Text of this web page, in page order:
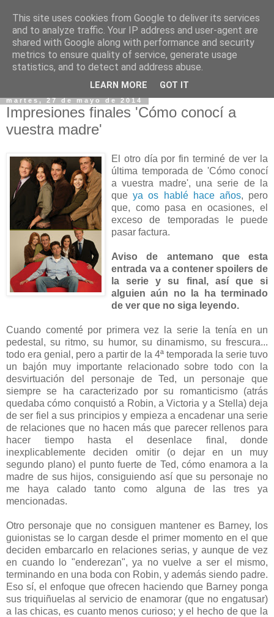
martes, 27 de mayo de 2014
Impresiones finales 'Cómo conocí a
vuestra madre'
El otro día por fin terminé de ver la
última temporada de 'Cómo conocí
a vuestra madre', una serie de la
queya os hablé hace años, pero
que, como pasa en ocasiones, el
exceso de temporadas le puede
pasar factura.
Aviso de antemano que esta
entrada va a contener spoilers de
la serie y su final, así que si
alguien aún no la ha terminado
de ver que no siga leyendo.
Cuando comenté por primera vez la serie la tenía en un
pedestal, su ritmo, su humor, su dinamismo, su frescura...
todo era genial, pero a partir de la 4ª temporada la serie tuvo
un bajón muy importante relacionado sobre todo con la
desvirtuación del personaje de Ted, un personaje que
siempre se ha caracterizado por su romanticismo (atrás
quedaba cómo conquistó a Robin, a Victoria y a Stella) deja
de ser fiel a sus principios y empieza a encadenar una serie
de relaciones que no hacen más que parecer rellenos para
hacer tiempo hasta el desenlace final, donde
inexplicablemente deciden omitir (o dejar en un muy
segundo plano) el punto fuerte de Ted, cómo enamora a la
madre de sus hijos, consiguiendo así que su personaje no
me haya calado tanto como alguna de las tres ya
mencionadas.
Otro personaje que no consiguen mantener es Barney, los
guionistas se lo cargan desde el primer momento en el que
deciden embarcarlo en relaciones serias, y aunque de vez
en cuando lo "enderezan", ya no vuelve a ser el mismo,
terminando en una boda con Robin, y además siendo padre.
Eso sí, el enfoque que ofrecen haciendo que Barney ponga
sus triquiñuelas al servicio de enamorar (que no engatusar)
a las chicas, es cuanto menos curioso; y el hecho de que la
This site uses cookies from Google to deliver its services
and to analyze traffic. Your IP address and user-agent are
shared with Google along with performance and security
metrics to ensure quality of service, generate usage
statistics, and to detect and address abuse.
LEARN MORE GOT IT